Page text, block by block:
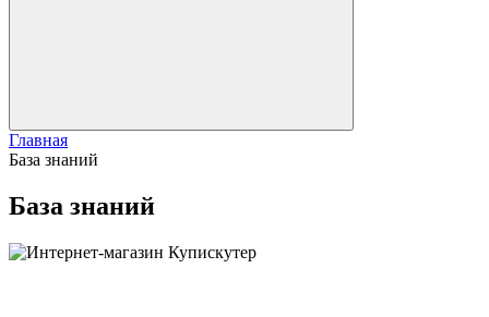
Главная
База знаний
База знаний